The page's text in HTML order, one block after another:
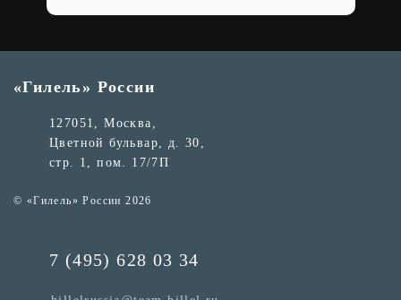
«Гилель» России
127051, Москва,
Цветной бульвар, д. 30,
стр. 1, пом. 17/7П
© «Гилель» России 2026
7 (495) 628 03 34